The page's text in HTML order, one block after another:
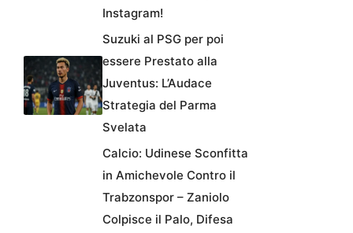
Instagram!
Suzuki al PSG per poi
essere Prestato alla
Juventus: L’Audace
Strategia del Parma
Svelata
Calcio: Udinese Sconfitta
in Amichevole Contro il
Trabzonspor – Zaniolo
Colpisce il Palo, Difesa